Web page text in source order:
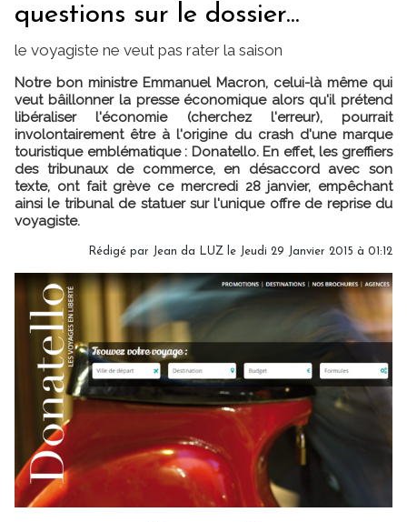
questions sur le dossier...
le voyagiste ne veut pas rater la saison
Notre bon ministre Emmanuel Macron, celui-là même qui
veut bâillonner la presse économique alors qu'il prétend
libéraliser l'économie (cherchez l'erreur), pourrait
involontairement être à l'origine du crash d'une marque
touristique emblématique : Donatello. En effet, les greffiers
des tribunaux de commerce, en désaccord avec son
texte, ont fait grève ce mercredi 28 janvier, empêchant
ainsi le tribunal de statuer sur l'unique offre de reprise du
voyagiste.
Rédigé par Jean da LUZ le Jeudi 29 Janvier 2015 à 01:12